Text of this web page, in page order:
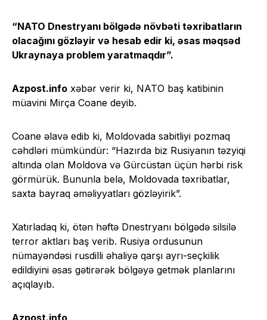
“NATO Dnestryanı bölgədə növbəti təxribatların
olacağını gözləyir və hesab edir ki, əsas məqsəd
Ukraynaya problem yaratmaqdır”.
Azpost.info xəbər verir ki, NATO baş katibinin
müavini Mirça Coane deyib.
Coane əlavə edib ki, Moldovada sabitliyi pozmaq
cəhdləri mümkündür: “Hazırda biz Rusiyanın təzyiqi
altında olan Moldova və Gürcüstan üçün hərbi risk
görmürük. Bununla belə, Moldovada təxribatlar,
saxta bayraq əməliyyatları gözləyirik”.
Xatırladaq ki, ötən həftə Dnestryanı bölgədə silsilə
terror aktları baş verib. Rusiya ordusunun
nümayəndəsi rusdilli əhaliyə qarşı ayrı-seçkilik
edildiyini əsas gətirərək bölgəyə getmək planlarını
açıqlayıb.
Azpost.info